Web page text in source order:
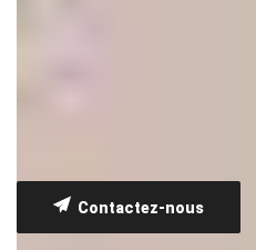
Contactez-nous